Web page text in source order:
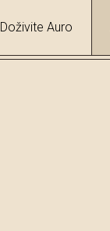
Doživite Auro